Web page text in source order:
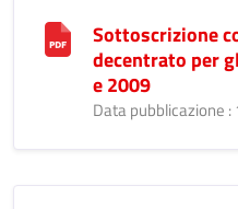
Sottoscrizione
decentrato per
e 2009
Data pubblicazione